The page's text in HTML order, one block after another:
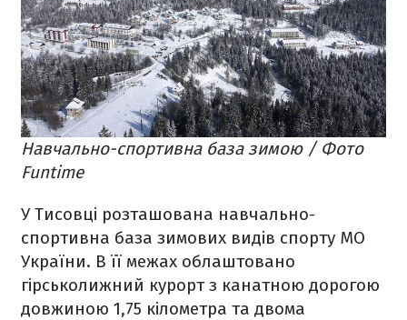
Навчально-спортивна база зимою / Фото
Funtime
У Тисовці розташована навчально-
спортивна база зимових видів спорту МО
України. В її межах облаштовано
гірськолижний курорт з канатною дорогою
довжиною 1,75 кілометра та двома